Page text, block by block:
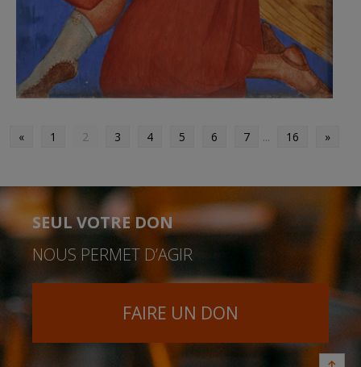
« 1 2 3 4 5 6 7 ... 16 »
SEUL VOTRE DON
NOUS PERMET D’AGIR
FAIRE UN DON